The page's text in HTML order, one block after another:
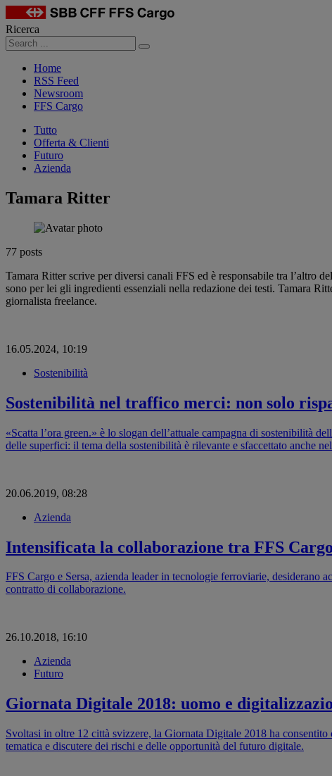
Ricerca
Cerca
Home
RSS Feed
Newsroom
FFS Cargo
Tutto
Offerta & Clienti
Futuro
Azienda
Tamara Ritter
77 posts
Tamara Ritter scrive per diversi canali FFS ed è responsabile tra l’altro
sono per lei gli ingredienti essenziali nella redazione dei testi. Tamara
giornalista freelance.
16.05.2024, 10:19
Sostenibilità
Sostenibilità nel traffico merci: non solo
«Scatta l’ora green.» è lo slogan dell’attuale campagna di sostenibilità
delle superfici: il tema della sostenibilità è rilevante e sfaccettato anche
20.06.2019, 08:28
Azienda
Intensificata la collaborazione tra FFS
FFS Cargo e Sersa, azienda leader in tecnologie ferroviarie,
contratto di collaborazione.
26.10.2018, 16:10
Azienda
Futuro
Giornata Digitale 2018: uomo e
Svoltasi in oltre 12 città svizzere, la Giornata Digitale 2018 ha
tematica e discutere dei rischi e delle opportunità del futuro digitale.